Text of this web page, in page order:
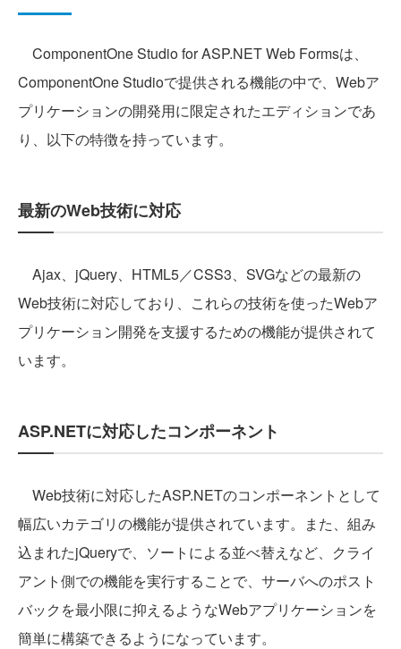
ComponentOne Studio for ASP.NET Web Formsは、
ComponentOne Studioで提供される機能の中で、Webア
プリケーションの開発用に限定されたエディションであ
り、以下の特徴を持っています。
最新のWeb技術に対応
Ajax、jQuery、HTML5／CSS3、SVGなどの最新の
Web技術に対応しており、これらの技術を使ったWebア
プリケーション開発を支援するための機能が提供されて
います。
ASP.NETに対応したコンポーネント
Web技術に対応したASP.NETのコンポーネントとして
幅広いカテゴリの機能が提供されています。また、組み
込まれたjQueryで、ソートによる並べ替えなど、クライ
アント側での機能を実行することで、サーバへのポスト
バックを最小限に抑えるようなWebアプリケーションを
簡単に構築できるようになっています。